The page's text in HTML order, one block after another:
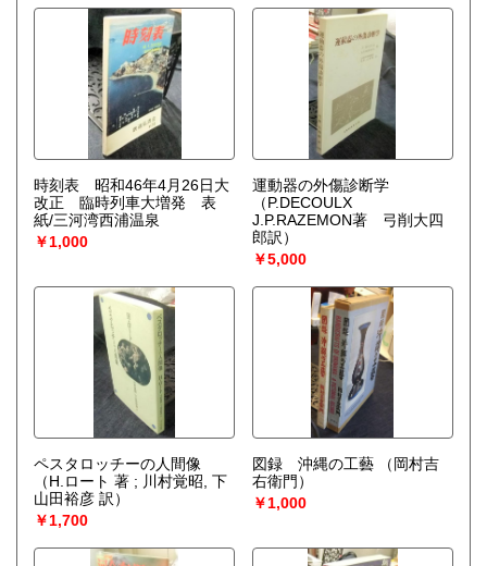
時刻表 昭和46年4月26日大
改正 臨時列車大増発 表
紙/三河湾西浦温泉
￥1,000
運動器の外傷診断学
（P.DECOULX
J.P.RAZEMON著 弓削大四
郎訳）
￥5,000
ペスタロッチーの人間像
（H.ロート 著 ; 川村覚昭, 下
山田裕彦 訳）
￥1,700
図録 沖縄の工藝
（岡村吉
右衛門）
￥1,000